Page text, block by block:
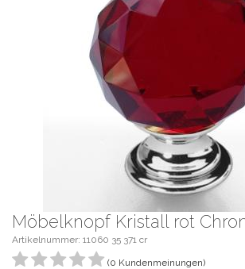
Möbelknopf Kristall rot
Artikelnummer: 11060 35 371 cr
(0 Kundenmeinungen)